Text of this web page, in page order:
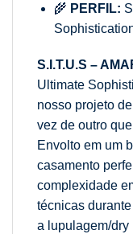
🌾 PERFIL:
S.I.T.U.S –
Ultimate
nosso projeto
vez de outro
Envolto em um
casamento
complexidade
técnicas
a lupulagem/dry